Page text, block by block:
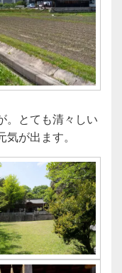
。とても清々しい
が出ます。